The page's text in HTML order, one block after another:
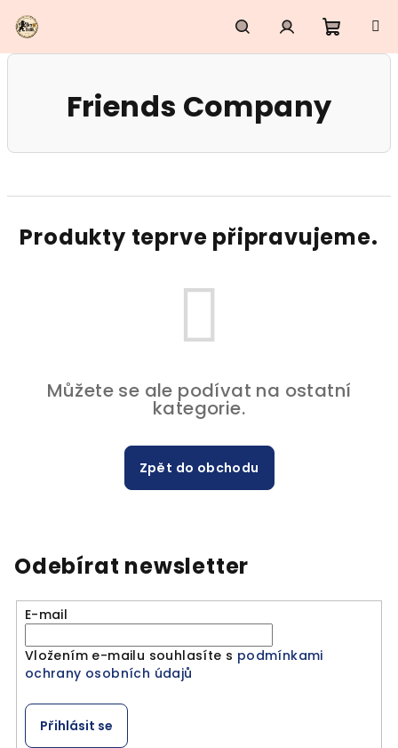
na
obsah
HledatPřihlášení
košík
Friends Company
Produkty teprve připravujeme.
Můžete se ale podívat na ostatní
kategorie.
Zpět do obchodu
Odebírat newsletter
E-mail
Vložením e-mailu souhlasíte s podmínkami
ochrany osobních údajů
Přihlásit se